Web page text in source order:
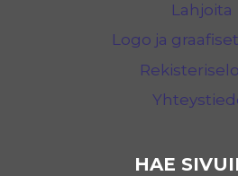
Lahjoita
Logo ja
HAE